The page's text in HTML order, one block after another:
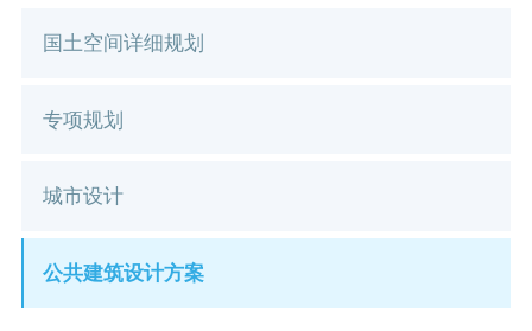
国土空间详细规划
专项规划
城市设计
公共建筑设计方案